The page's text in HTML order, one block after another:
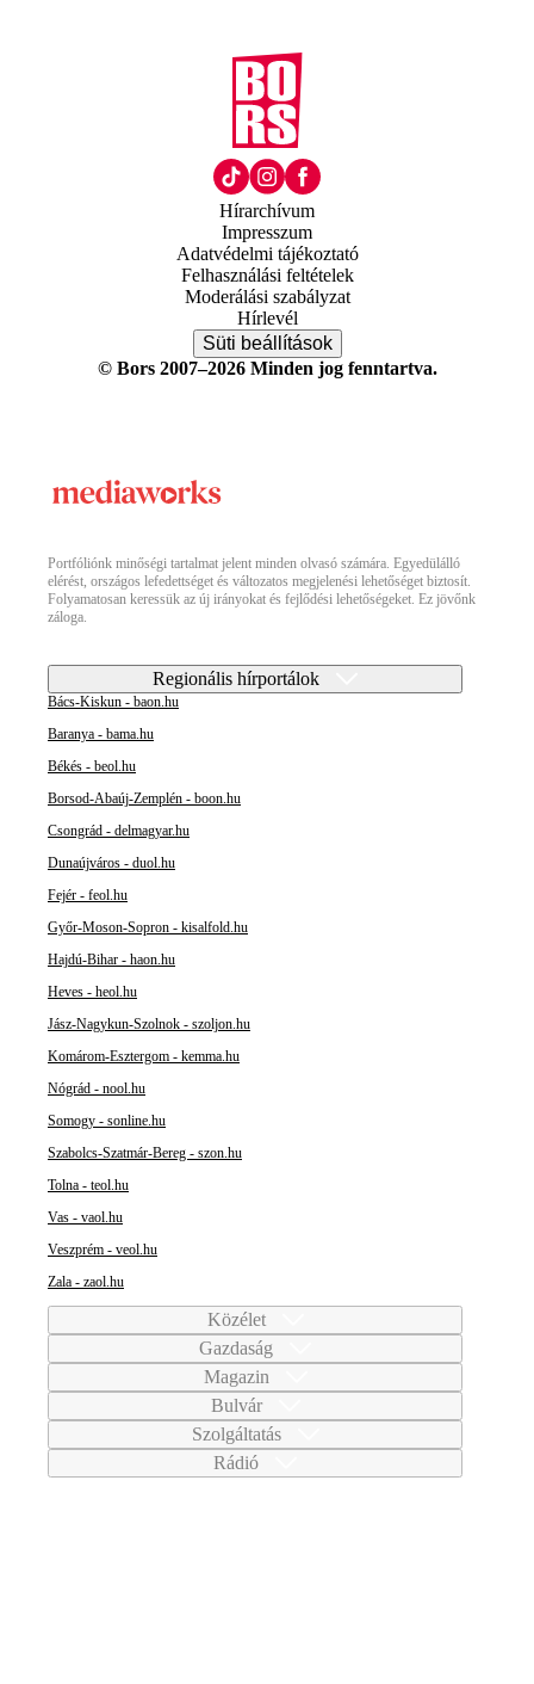
Hírarchívum
Impresszum
Adatvédelmi tájékoztató
Felhasználási feltételek
Moderálási szabályzat
Hírlevél
Süti beállítások
© Bors 2007–2026 Minden jog fenntartva.
Portfóliónk minőségi tartalmat jelent minden olvasó számára. Egyedülálló
elérést, országos lefedettséget és változatos megjelenési lehetőséget biztosít.
Folyamatosan keressük az új irányokat és fejlődési lehetőségeket. Ez jövőnk
záloga.
Regionális hírportálok
Bács-Kiskun - baon.hu
Baranya - bama.hu
Békés - beol.hu
Borsod-Abaúj-Zemplén - boon.hu
Csongrád - delmagyar.hu
Dunaújváros - duol.hu
Fejér - feol.hu
Győr-Moson-Sopron - kisalfold.hu
Hajdú-Bihar - haon.hu
Heves - heol.hu
Jász-Nagykun-Szolnok - szoljon.hu
Komárom-Esztergom - kemma.hu
Nógrád - nool.hu
Somogy - sonline.hu
Szabolcs-Szatmár-Bereg - szon.hu
Tolna - teol.hu
Vas - vaol.hu
Veszprém - veol.hu
Zala - zaol.hu
Közélet
Gazdaság
Magazin
Bulvár
Szolgáltatás
Rádió